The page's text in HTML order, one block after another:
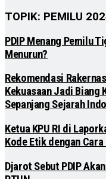
TOPIK: PEMILU
PDIP Menang Pemilu
Menurun?
Rekomendasi
Kekuasaan Jadi Biang
Sepanjang Sejarah
Ketua KPU RI di
Kode Etik dengan
Djarot Sebut PDIP